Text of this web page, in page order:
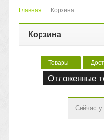
Главная Корзина
Корзина
Товары
Отложенные
Сейчас у